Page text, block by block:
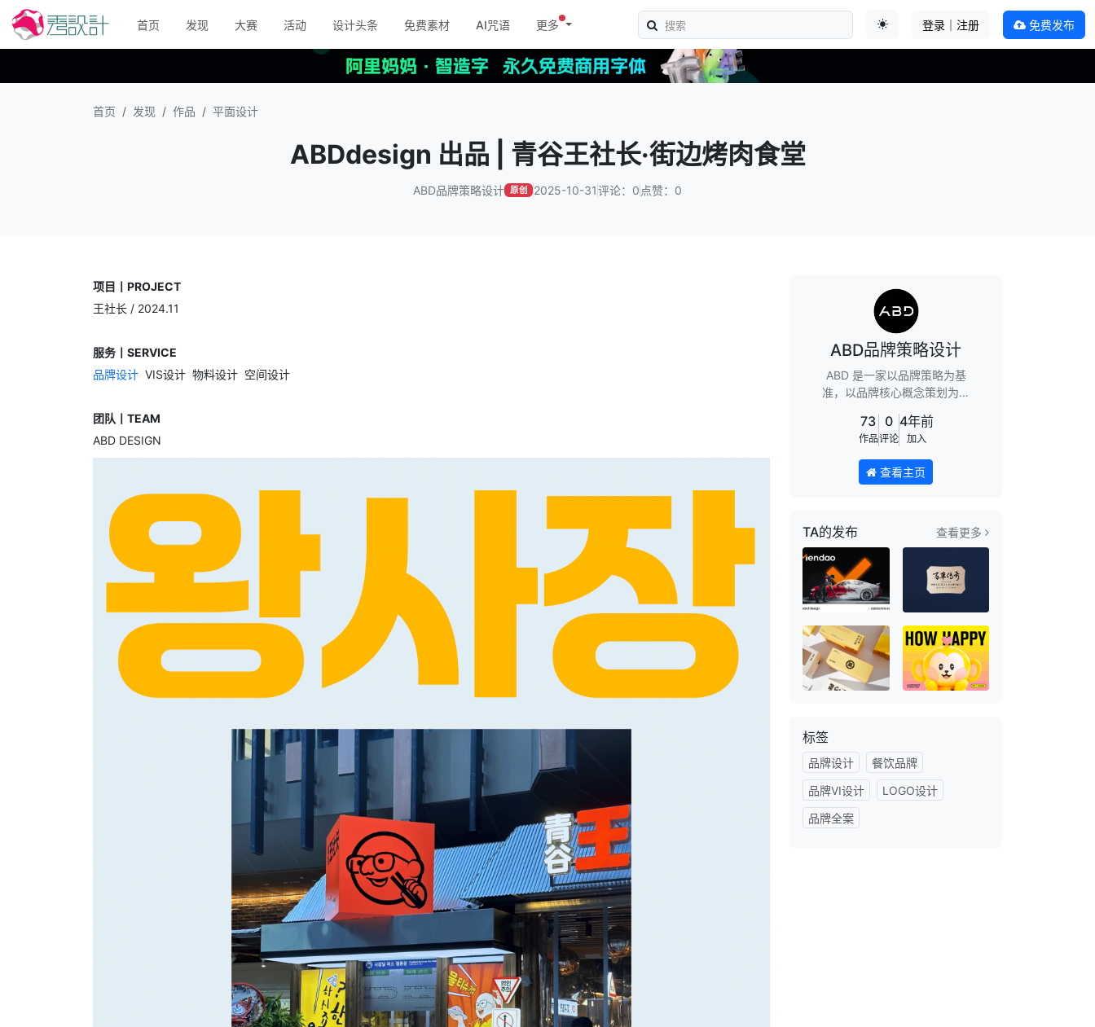
首页 发现 大赛 活动 设计头条 免费素材 AI咒语
更多
登录｜注册 免费发布
首页 发现 作品 平面设计
ABDdesign 出品 | 青谷王社长·街边烤肉食堂
ABD品牌策略设计 原创 2025-10-31评论：0 点赞：0
项目丨PROJECT
王社长 / 2024.11
服务丨SERVICE
品牌设计 VIS设计 物料设计 空间设计
团队丨TEAM
ABD DESIGN
ABD品牌策略设计
ABD 是一家以品牌策略为基
准，以品牌核心概念策划为导
问机构。Wechat：
13067777114
73
作品
0
评论
4年前
加入
查看主页
TA的发布 查看更多
标签
品牌设计
餐饮品牌
品牌VI设计
LOGO设计
品牌全案